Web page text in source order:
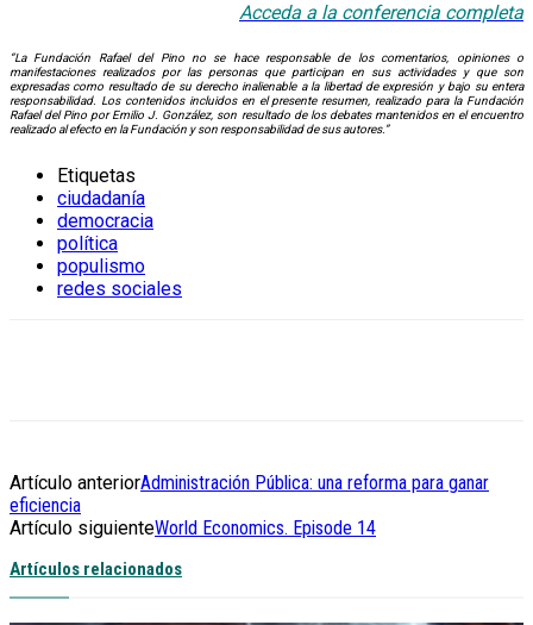
Acceda a la conferencia completa
“La Fundación Rafael del Pino no se hace responsable de los comentarios, opiniones o
manifestaciones realizados por las personas que participan en sus actividades y que son
expresadas como resultado de su derecho inalienable a la libertad de expresión y bajo su entera
responsabilidad. Los contenidos incluidos en el presente resumen, realizado para la Fundación
Rafael del Pino por Emilio J. González, son resultado de los debates mantenidos en el encuentro
realizado al efecto en la Fundación y son responsabilidad de sus autores.”
Etiquetas
ciudadanía
democracia
política
populismo
redes sociales
Artículo anteriorAdministración Pública: una reforma para ganar
eficiencia
Artículo siguienteWorld Economics. Episode 14
Artículos relacionados